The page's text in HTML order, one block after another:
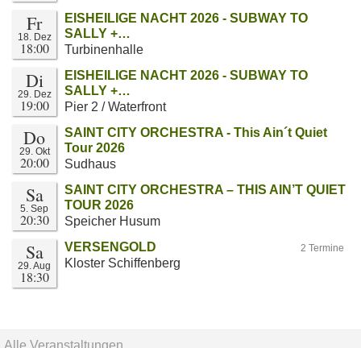
Fr
18. Dez
18:00
EISHEILIGE NACHT 2026 - SUBWAY TO
SALLY +…
Turbinenhalle
Di
29. Dez
19:00
EISHEILIGE NACHT 2026 - SUBWAY TO
SALLY +…
Pier 2 / Waterfront
Do
29. Okt
20:00
SAINT CITY ORCHESTRA - This Ain´t Quiet
Tour 2026
Sudhaus
Sa
5. Sep
20:30
SAINT CITY ORCHESTRA – THIS AIN’T QUIET
TOUR 2026
Speicher Husum
Sa
29. Aug
18:30
2 Termine
VERSENGOLD
Kloster Schiffenberg
Alle Veranstaltungen